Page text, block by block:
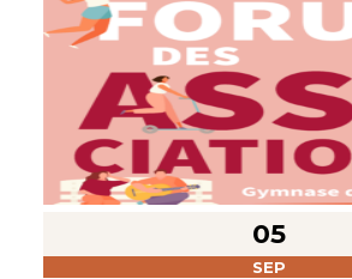
05
SEP